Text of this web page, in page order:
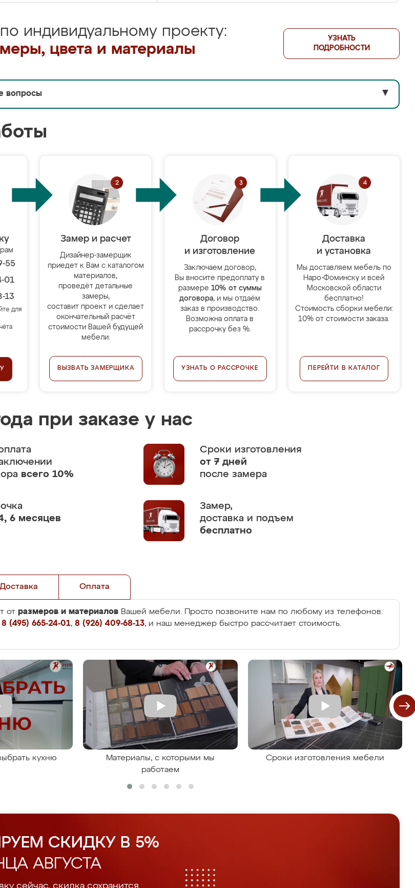
индивидуальному проекту:
цвета и материалы
УЗНАТЬ
ПОДРОБНОСТИ
вопросы ▼
55
01
13
для
Замер и расчет
Дизайнер-замерщик
приедет к Вам с каталогом
материалов,
проведёт детальные
замеры,
составит проект и сделает
окончательный расчёт
стоимости Вашей будущей
мебели.
ВЫЗВАТЬ ЗАМЕРЩИКА
Договор
и изготовление
Заключаем договор,
Вы вносите предоплату в
размере 10% от суммы
договора, и мы отдаём
заказ в производство.
Возможна оплата в
рассрочку без %.
УЗНАТЬ О РАССРОЧКЕ
Доставка
и установка
Мы доставляем мебель по
Наро-Фоминску и всей
Московской области
бесплатно!
Стоимость сборки мебели:
10% от стоимости заказа.
ПЕРЕЙТИ В КАТАЛОГ
при заказе у нас
всего 10%
Сроки изготовления
от 7 дней
после замера
6 месяцев
Замер,
доставка и подъем
бесплатно
Доставка Оплата
от размеров и материалов Вашей мебели. Просто позвоните нам по любому из телефонов:
8 (495) 665-24-01, 8 (926) 409-68-13, и наш менеджер быстро рассчитает стоимость.
кухню
Материалы, с которыми мы
работаем
Сроки изготовления мебели
СКИДКУ В 5%
АВГУСТА
сейчас, скидка сохранится.